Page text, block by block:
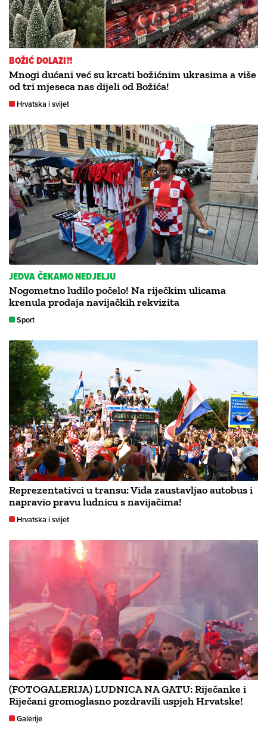
BOŽIĆ DOLAZI?!
Mnogi dućani već su krcati božićnim ukrasima a više
od tri mjeseca nas dijeli od Božića!
Hrvatska i svijet
JEDVA ČEKAMO NEDJELJU
Nogometno ludilo počelo! Na riječkim ulicama
krenula prodaja navijačkih rekvizita
Sport
Reprezentativci u transu: Vida zaustavljao autobus i
napravio pravu ludnicu s navijačima!
Hrvatska i svijet
(FOTOGALERIJA) LUDNICA NA GATU: Riječanke i
Riječani gromoglasno pozdravili uspjeh Hrvatske!
Galerije